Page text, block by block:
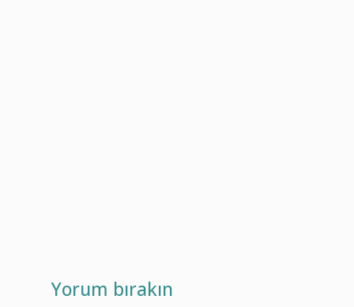
Yorum bırakın